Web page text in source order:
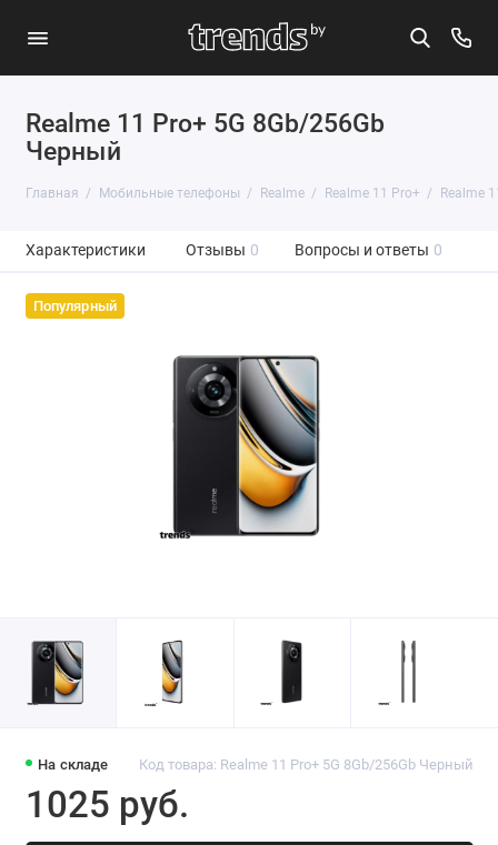
Realme 11 Pro+ 5G 8Gb/256Gb
Черный
Главная Мобильные телефоны Realme Realme 11 Pro+ Realme
Характеристики Отзывы 0 Вопросы и ответы 0
Популярный
На складе Код товара: Realme 11 Pro+ 5G 8Gb/256Gb Черный
1025 руб.